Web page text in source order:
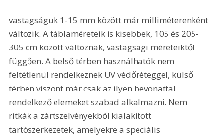
vastagságuk 1-15 mm között már milliméterenként
változik. A táblaméreteik is kisebbek, 105 és 205-
305 cm között változnak, vastagsági méreteiktől
függően. A belső térben használhatók nem
feltétlenül rendelkeznek UV védőréteggel, külső
térben viszont már csak az ilyen bevonattal
rendelkező elemeket szabad alkalmazni. Nem
ritkák a zártszelvényekből kialakított
tartószerkezetek, amelyekre a speciális